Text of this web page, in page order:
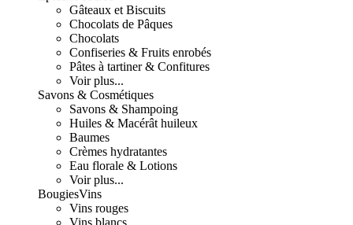
Gâteaux et Biscuits
Chocolats de Pâques
Chocolats
Confiseries & Fruits enrobés
Pâtes à tartiner & Confitures
Voir plus...
Savons & Cosmétiques
Savons & Shampoing
Huiles & Macérât huileux
Baumes
Crèmes hydratantes
Eau florale & Lotions
Voir plus...
BougiesVins
Vins rouges
Vins blancs